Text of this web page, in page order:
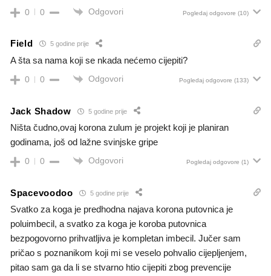
0 0 Odgovori Pogledaj odgovore (10)
Field 5 godine prije
A šta sa nama koji se nkada nećemo cijepiti?
0 0 Odgovori Pogledaj odgovore (133)
Jack Shadow 5 godine prije
Ništa čudno,ovaj korona zulum je projekt koji je planiran
godinama, još od lažne svinjske gripe
0 0 Odgovori Pogledaj odgovore (1)
Spacevoodoo 5 godine prije
Svatko za koga je predhodna najava korona putovnica je
poluimbecil, a svatko za koga je koroba putovnica
bezpogovorno prihvatljiva je kompletan imbecil. Jučer sam
pričao s poznanikom koji mi se veselo pohvalio cijepljenjem,
pitao sam ga da li se stvarno htio cijepiti zbog prevencije